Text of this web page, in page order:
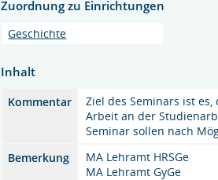
Zuordnung zu Einrichtungen
Geschichte
Inhalt
Kommentar
Ziel des Seminars ist
Arbeit an der
Seminar sollen nach
Bemerkung
MA Lehramt HRSGe
MA Lehramt GyGe